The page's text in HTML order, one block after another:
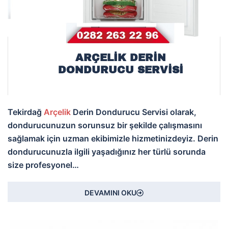
ARÇELIK DERİN
DONDURUCU SERVISI
Tekirdağ Arçelik Derin Dondurucu Servisi olarak,
dondurucunuzun sorunsuz bir şekilde çalışmasını
sağlamak için uzman ekibimizle hizmetinizdeyiz. Derin
dondurucunuzla ilgili yaşadığınız her türlü sorunda
size profesyonel…
DEVAMINI OKU